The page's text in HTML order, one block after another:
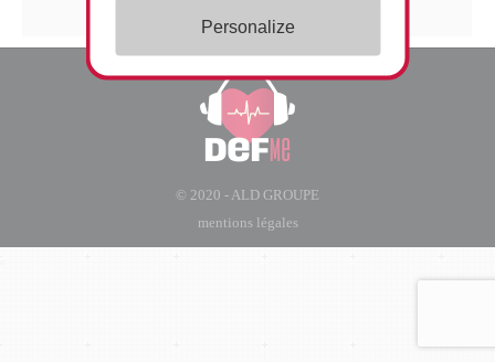
© 2020 - ALD GROUPE
mentions légales
Personalize